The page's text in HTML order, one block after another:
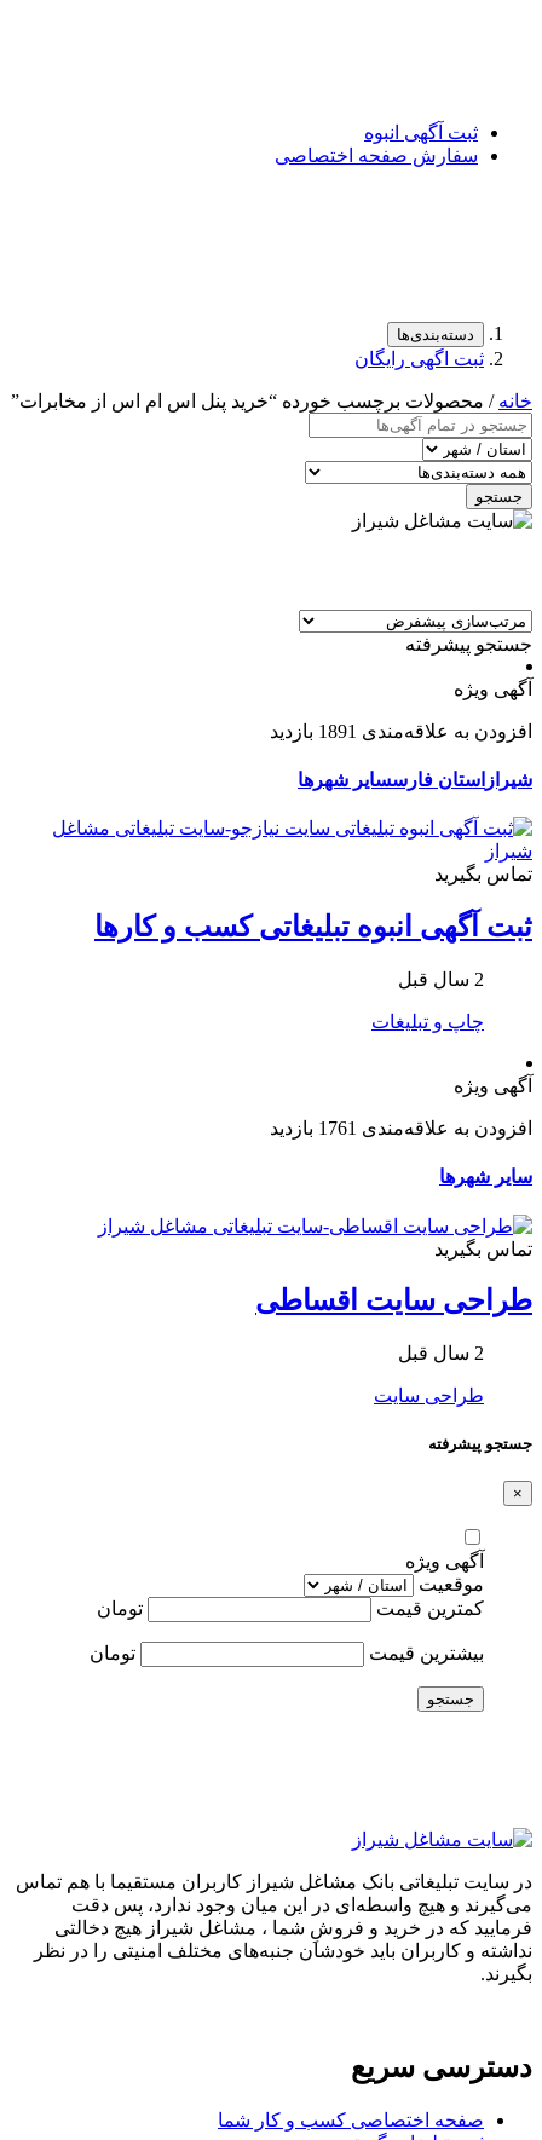
ثبت آگهی انبوه
سفارش صفحه اختصاصی
دسته‌بندی‌ها
ثبت اگهی رایگان
خانه / محصولات برچسب خورده “خرید پنل اس ام اس از مخابرات”
جستجو
جستجو پیشرفته
آگهی ویژه
افزودن به علاقه‌مندی 1891 بازدید
شیراز استان فارسسایر شهرها
تماس بگیرید
ثبت آگهی انبوه تبلیغاتی کسب و کارها
2 سال قبل
چاپ و تبلیغات
آگهی ویژه
افزودن به علاقه‌مندی 1761 بازدید
سایر شهرها
تماس بگیرید
طراحی سایت اقساطی
2 سال قبل
طراحی سایت
جستجو پیشرفته
×
آگهی ویژه
موقعیت
کمترین قیمت
تومان
بیشترین قیمت تومان
جستجو
در سایت تبلیغاتی بانک مشاغل شیراز کاربران مستقیما با هم تماس
می‌گیرند و هیچ واسطه‌ای در این میان وجود ندارد، پس دقت
فرمایید که در خرید و فروشِ شما ، مشاغل شیراز هیچ دخالتی
نداشته و کاربران باید خودشان جنبه‌های مختلف امنیتی را در نظر
بگیرند.
دسترسی سریع
صفحه اختصاصی کسب و کار شما